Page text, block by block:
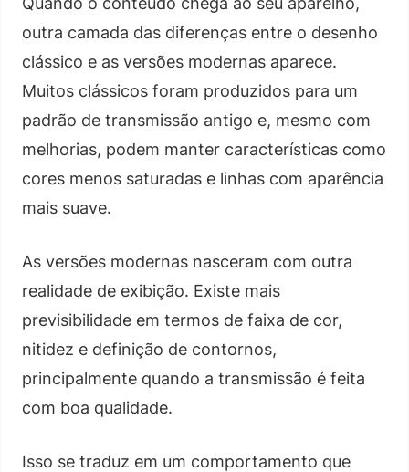
outra camada das diferenças entre o desenho
clássico e as versões modernas aparece.
Muitos clássicos foram produzidos para um
padrão de transmissão antigo e, mesmo com
melhorias, podem manter características como
cores menos saturadas e linhas com aparência
mais suave.
As versões modernas nasceram com outra
realidade de exibição. Existe mais
previsibilidade em termos de faixa de cor,
nitidez e definição de contornos,
principalmente quando a transmissão é feita
com boa qualidade.
Isso se traduz em um comportamento que